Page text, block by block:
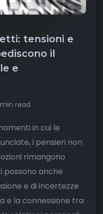
tensioni e
il
e
read
in cui le
i pensieri non
rimangono
possono anche
e di incertezze
e la connessione tra